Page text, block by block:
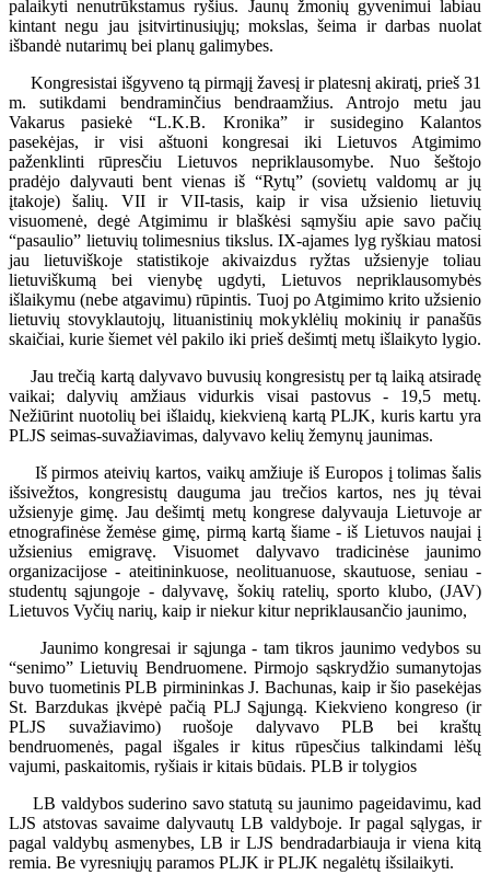
palaikyti nenutrūkstamus ryšius. Jaunų žmonių gyvenimui labiau
kintant negu jau įsitvirtinusiųjų; mokslas, šeima ir darbas nuolat
išbandė nutarimų bei planų galimybes.
Kongresistai išgyveno tą pirmąjį žavesį ir platesnį akiratį, prieš 31
m. sutikdami bendraminčius bendraamžius. Antrojo metu jau
Vakarus pasiekė “L.K.B. Kronika” ir susidegino Kalantos
pasekėjas, ir visi aštuoni kongresai iki Lietuvos Atgimimo
paženklinti rūpresčiu Lietuvos nepriklausomybe. Nuo šeštojo
pradėjo dalyvauti bent vienas iš “Rytų” (sovietų valdomų ar jų
įtakoje) šalių. VII ir VII-tasis, kaip ir visa užsienio lietuvių
visuomenė, degė Atgimimu ir blaškėsi sąmyšiu apie savo pačių
“pasaulio” lietuvių tolimesnius tikslus. IX-ajames lyg ryškiau matosi
jau lietuviškoje statistikoje akivaizdus ryžtas užsienyje toliau
lietuviškumą bei vienybę ugdyti, Lietuvos nepriklausomybės
išlaikymu (nebe atgavimu) rūpintis. Tuoj po Atgimimo krito užsienio
lietuvių stovyklautojų, lituanistinių mokyklėlių mokinių ir panašūs
skaičiai, kurie šiemet vėl pakilo iki prieš dešimtį metų išlaikyto lygio.
Jau trečią kartą dalyvavo buvusių kongresistų per tą laiką atsiradę
vaikai; dalyvių amžiaus vidurkis visai pastovus - 19,5 metų.
Nežiūrint nuotolių bei išlaidų, kiekvieną kartą PLJK, kuris kartu yra
PLJS seimas-suvažiavimas, dalyvavo kelių žemynų jaunimas.
Iš pirmos ateivių kartos, vaikų amžiuje iš Europos į tolimas šalis
išsivežtos, kongresistų dauguma jau trečios kartos, nes jų tėvai
užsienyje gimę. Jau dešimtį metų kongrese dalyvauja Lietuvoje ar
etnografinėse žemėse gimę, pirmą kartą šiame - iš Lietuvos naujai į
užsienius emigravę. Visuomet dalyvavo tradicinėse jaunimo
organizacijose - ateitininkuose, neolituanuose, skautuose, seniau -
studentų sąjungoje - dalyvavę, šokių ratelių, sporto klubo, (JAV)
Lietuvos Vyčių narių, kaip ir niekur kitur nepriklausančio jaunimo,
Jaunimo kongresai ir sąjunga - tam tikros jaunimo vedybos su
“senimo” Lietuvių Bendruomene. Pirmojo sąskrydžio sumanytojas
buvo tuometinis PLB pirmininkas J. Bachunas, kaip ir šio pasekėjas
St. Barzdukas įkvėpė pačią PLJ Sąjungą. Kiekvieno kongreso (ir
PLJS suvažiavimo) ruošoje dalyvavo PLB bei kraštų
bendruomenės, pagal išgales ir kitus rūpesčius talkindami lėšų
vajumi, paskaitomis, ryšiais ir kitais būdais. PLB ir tolygios
LB valdybos suderino savo statutą su jaunimo pageidavimu, kad
LJS atstovas savaime dalyvautų LB valdyboje. Ir pagal sąlygas, ir
pagal valdybų asmenybes, LB ir LJS bendradarbiauja ir viena kitą
remia. Be vyresniųjų paramos PLJK ir PLJK negalėtų išsilaikyti.